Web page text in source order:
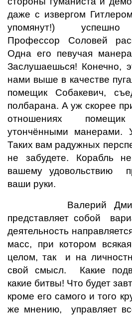
даже с извергом
упомянут!) успешно
Профессор Соловей
Одна его певучая
Заслушаешься! Конечно,
нами выше в качестве
помещик Собакевич,
полбарана. А уж скорее
отношениях
утончёнными манерами.
Таких вам радужных
не забудете. Корабль
вашему удовольствию
ваши руки.
Валерий
представляет собой
деятельность
масс, при котором
целом, так и на
свой смысл. Какие
какие битвы! Что будет
кроме его самого и того
же мнению, управляет